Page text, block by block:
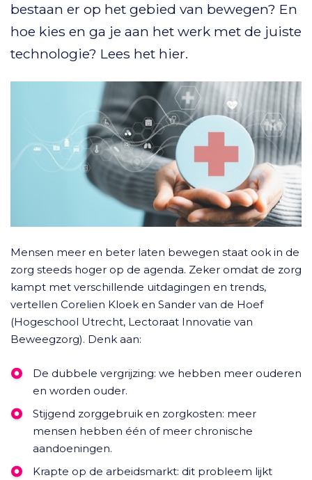
bestaan er op het gebied van bewegen? En
hoe kies en ga je aan het werk met de juiste
technologie? Lees het hier.
Mensen meer en beter laten bewegen staat ook in de
zorg steeds hoger op de agenda. Zeker omdat de zorg
kampt met verschillende uitdagingen en trends,
vertellen Corelien Kloek en Sander van de Hoef
(Hogeschool Utrecht, Lectoraat Innovatie van
Beweegzorg). Denk aan:
De dubbele vergrijzing: we hebben meer ouderen
en worden ouder.
Stijgend zorggebruik en zorgkosten: meer
mensen hebben één of meer chronische
aandoeningen.
Krapte op de arbeidsmarkt: dit probleem lijkt